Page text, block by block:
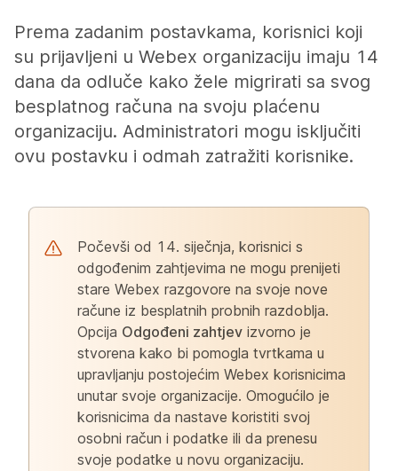
Prema zadanim postavkama, korisnici koji
su prijavljeni u Webex organizaciju imaju 14
dana da odluče kako žele migrirati sa svog
besplatnog računa na svoju plaćenu
organizaciju. Administratori mogu isključiti
ovu postavku i odmah zatražiti korisnike.
Počevši od 14. siječnja, korisnici s
odgođenim zahtjevima ne mogu prenijeti
stare Webex razgovore na svoje nove
račune iz besplatnih probnih razdoblja.
Opcija Odgođeni zahtjev izvorno je
stvorena kako bi pomogla tvrtkama u
upravljanju postojećim Webex korisnicima
unutar svoje organizacije. Omogućilo je
korisnicima da nastave koristiti svoj
osobni račun i podatke ili da prenesu
svoje podatke u novu organizaciju.